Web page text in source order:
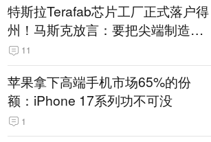
特斯拉Terafab芯片工厂正式落户得
州！马斯克放言：要把尖端制造带
回美国
11
苹果拿下高端手机市场65%的份
额：iPhone 17系列功不可没
1